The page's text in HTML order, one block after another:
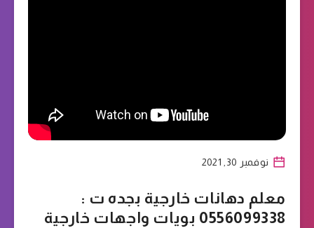
نوفمبر 30, 2021
معلم دهانات خارجية بجده ت :
0556099338 بويات واجهات خارجية